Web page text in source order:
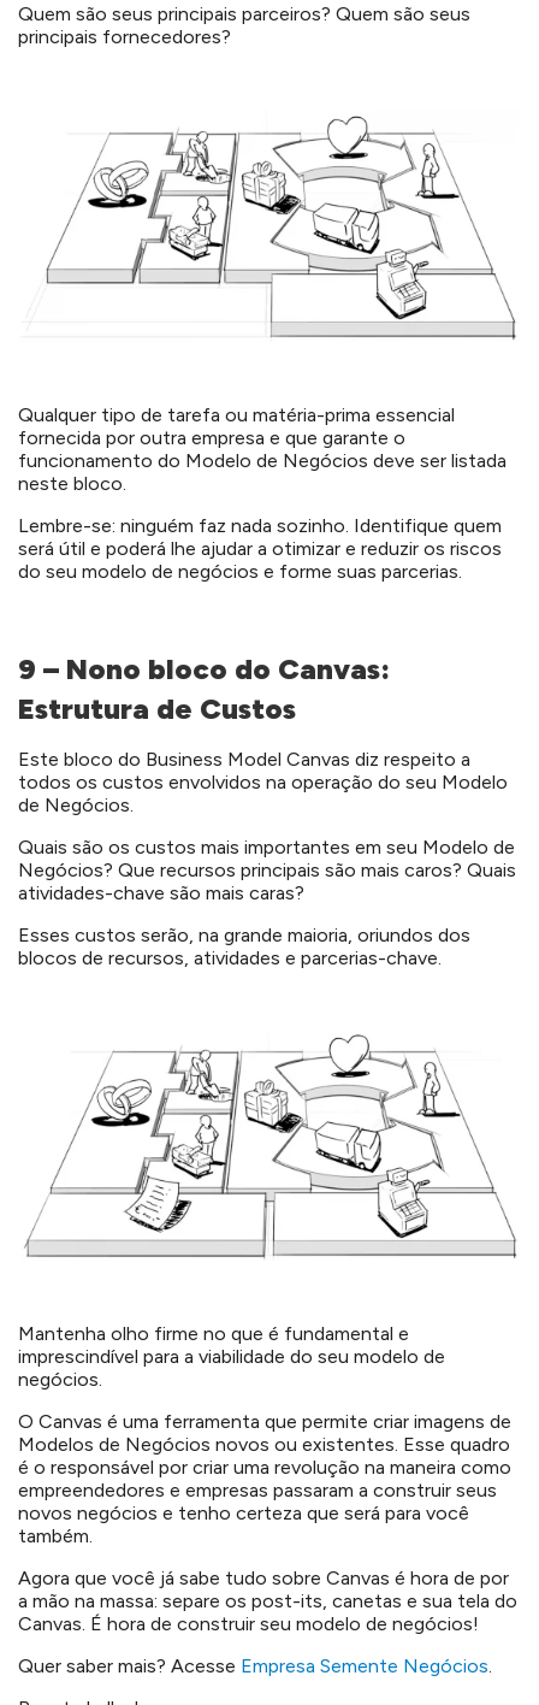
Quem são seus principais parceiros? Quem são seus
principais fornecedores?
Qualquer tipo de tarefa ou matéria-prima essencial
fornecida por outra empresa e que garante o
funcionamento do Modelo de Negócios deve ser listada
neste bloco.
Lembre-se: ninguém faz nada sozinho. Identifique quem
será útil e poderá lhe ajudar a otimizar e reduzir os riscos
do seu modelo de negócios e forme suas parcerias.
9 – Nono bloco do Canvas:
Estrutura de Custos
Este bloco do Business Model Canvas diz respeito a
todos os custos envolvidos na operação do seu Modelo
de Negócios.
Quais são os custos mais importantes em seu Modelo de
Negócios? Que recursos principais são mais caros? Quais
atividades-chave são mais caras?
Esses custos serão, na grande maioria, oriundos dos
blocos de recursos, atividades e parcerias-chave.
Mantenha olho firme no que é fundamental e
imprescindível para a viabilidade do seu modelo de
negócios.
O Canvas é uma ferramenta que permite criar imagens de
Modelos de Negócios novos ou existentes. Esse quadro
é o responsável por criar uma revolução na maneira como
empreendedores e empresas passaram a construir seus
novos negócios e tenho certeza que será para você
também.
Agora que você já sabe tudo sobre Canvas é hora de por
a mão na massa: separe os post-its, canetas e sua tela do
Canvas. É hora de construir seu modelo de negócios!
Quer saber mais? Acesse Empresa Semente Negócios